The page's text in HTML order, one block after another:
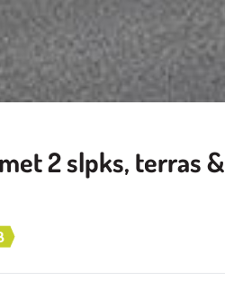
2 slpks, terras &